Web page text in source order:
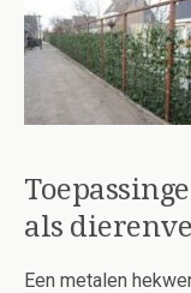
als
Een metalen